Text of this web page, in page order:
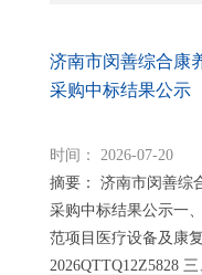
济南市闵善综合康
采购中标结果公示
时间： 2026-07-20
摘要： 济南市闵善综
采购中标结果公示一
范项目医疗设备及康
2026QTTQ12Z5828